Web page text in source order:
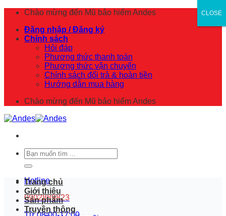
Skip
content
Chào mừng đến Mũ bảo hiểm Andes
Đăng nhập / Đăng ký
Chính sách
Hỏi đáp
Phương thức thanh toán
Phương thức vận chuyển
Chính sách đổi trả & hoàn tiền
Hướng dẫn mua hàng
Chào mừng đến Mũ bảo hiểm Andes
Tìm
kiếm:
Hotline
0902889823
Trang chủ
Giới thiệu
Sản phẩm
Truyền thông
CLOSE
CLOSE